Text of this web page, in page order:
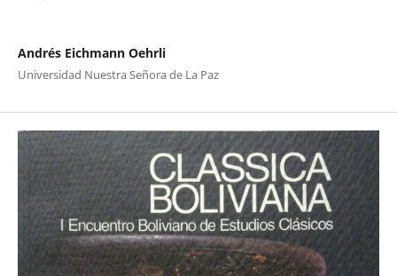
Andrés Eichmann Oehrli
Universidad Nuestra Señora de La Paz